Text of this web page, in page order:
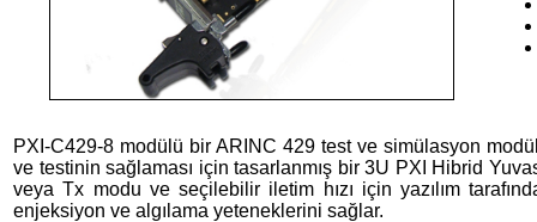
PXI-C429-8 modülü bir ARINC 429 test ve simülasyon
ve testinin sağlaması için tasarlanmış bir 3U PXI Hibrid
veya Tx modu ve seçilebilir iletim hızı için yazılım
enjeksiyon ve algılama yeteneklerini sağlar.